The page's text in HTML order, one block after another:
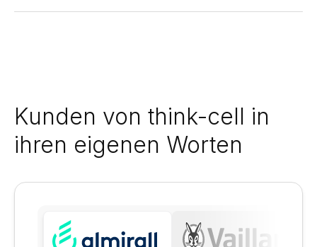
Kunden von think-cell in
ihren eigenen Worten